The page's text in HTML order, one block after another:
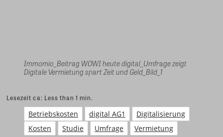
Immomio_Beitrag WOWI heute digital_Umfrage zeigt
Digitale Vermietung spart Zeit und Geld_Bild_1
Lesezeit ca: Less than 1 min.
Betriebskosten digital AG1
Digitalisierung
Kosten
Studie Umfrage Vermietung